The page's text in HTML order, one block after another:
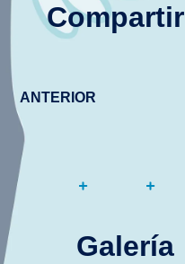
Compartir
ANTERIOR
Galería